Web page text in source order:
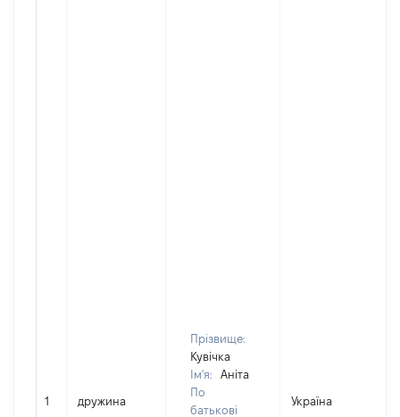
1 дружина
Прізвище:
Кувічка
Ім'я:
Аніта
По
батькові
Україна